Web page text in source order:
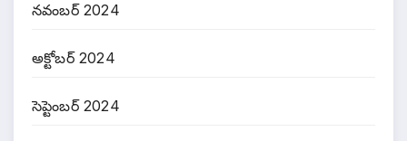
నవంబర్ 2024
అక్టోబర్ 2024
సెప్టెంబర్ 2024